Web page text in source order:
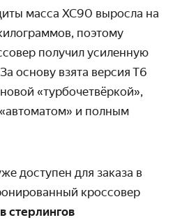
масса XC90 выросла на
поэтому
получил усиленную
основу взята версия T6
«турбочетвёркой»,
и полным
доступен для заказа в
кроссовер
стерлингов